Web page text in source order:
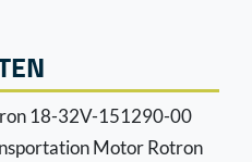
18-32V-151290-00
Motor Rotron